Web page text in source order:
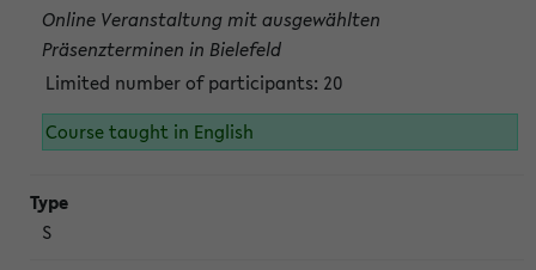
Online Veranstaltung mit ausgewählten
Präsenzterminen in Bielefeld
Limited number of participants: 20
Course taught in English
S